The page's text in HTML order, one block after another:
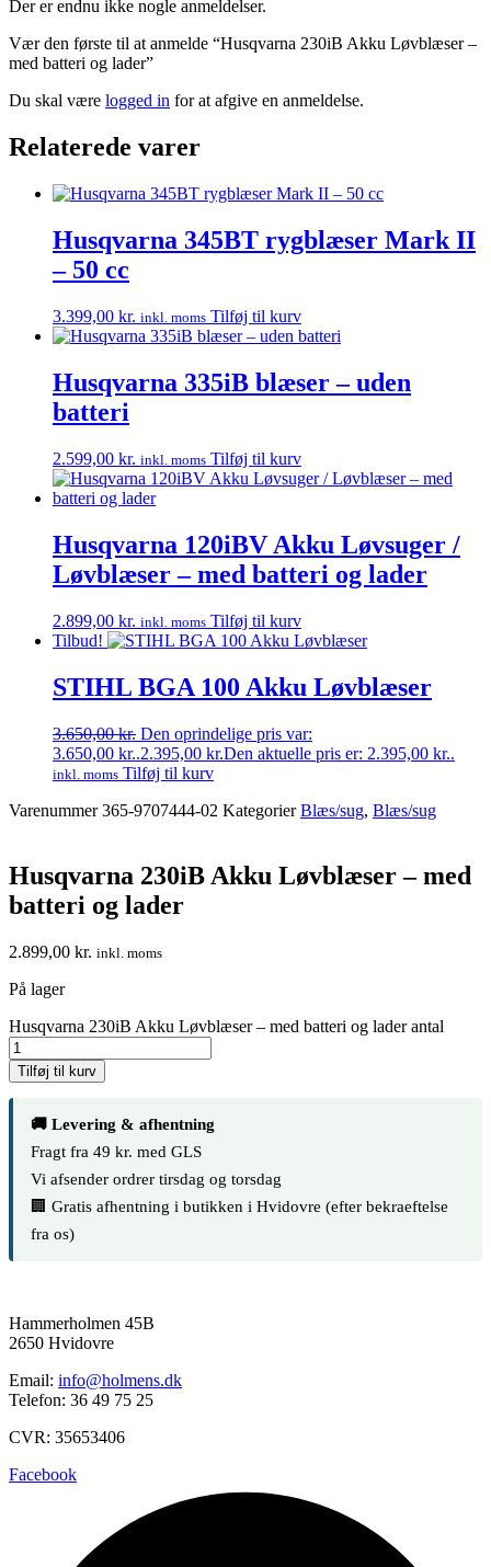
Der er endnu ikke nogle anmeldelser.
Vær den første til at anmelde “Husqvarna 230iB Akku Løvblæser –
med batteri og lader”
Du skal være logged in for at afgive en anmeldelse.
Relaterede varer
Husqvarna 345BT rygblæser Mark II
– 50 cc
3.399,00 kr. inkl. moms Tilføj til kurv
Husqvarna 335iB blæser – uden
batteri
2.599,00 kr. inkl. moms Tilføj til kurv
Husqvarna 120iBV Akku Løvsuger /
Løvblæser – med batteri og lader
2.899,00 kr. inkl. moms Tilføj til kurv
Tilbud!
STIHL BGA 100 Akku Løvblæser
3.650,00kr. Den oprindelige pris var:
3.650,00 kr..2.395,00 kr.Den aktuelle pris er: 2.395,00 kr..
inkl. moms Tilføj til kurv
Varenummer365-9707444-02 Kategorier Blæs/sug, Blæs/sug
Husqvarna 230iB Akku Løvblæser – med
batteri og lader
2.899,00 kr. inkl. moms
På lager
Husqvarna 230iB Akku Løvblæser – med batteri og lader antal
Tilføj til kurv
🚚 Levering & afhentning
Fragt fra 49 kr. med GLS
Vi afsender ordrer tirsdag og torsdag
🏢 Gratis afhentning i butikken i Hvidovre (efter bekraeftelse
fra os)
Hammerholmen 45B
2650 Hvidovre
Email: info@holmens.dk
Telefon: 36 49 75 25
CVR: 35653406
Facebook